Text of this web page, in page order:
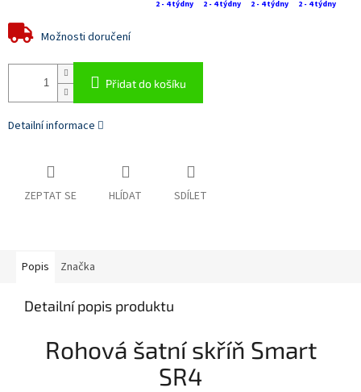
2 - 4 týdny 2 - 4 týdny 2 - 4 týdny 2 - 4 týdny
Možnosti doručení
Přidat do košíku
Detailní informace
ZEPTAT SE HLÍDAT SDÍLET
Popis Značka
Detailní popis produktu
Rohová šatní skříň Smart
SR4